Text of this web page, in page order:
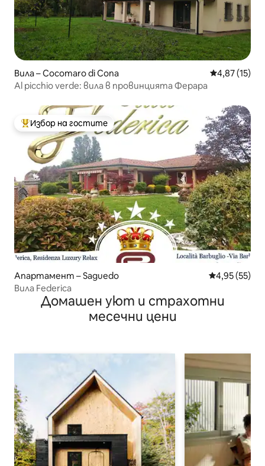
Вила – Cocomaro di Cona Средна
4,87 (15)
Al picchio verde: вила в провинцията Ферара
Най-популярен избор на гостите
Избор на гостите
Апартамент – Saguedo Средна
4,95 (55)
Вила Federica
Домашен уют и страхотни
месечни цени